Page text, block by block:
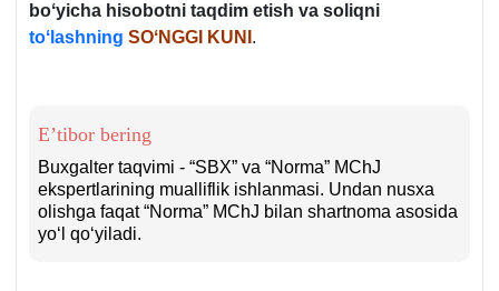
boʻyicha hisobotni taqdim etish va soliqni
toʻlashning SOʻNGGI KUNI .
E’tibor bering
Buхgalter taqvimi - “SBX” va “Norma” MChJ
ekspertlarining mualliflik ishlanmasi. Undan nusхa
olishga faqat “Norma” MChJ bilan shartnoma asosida
yoʻl qoʻyiladi.